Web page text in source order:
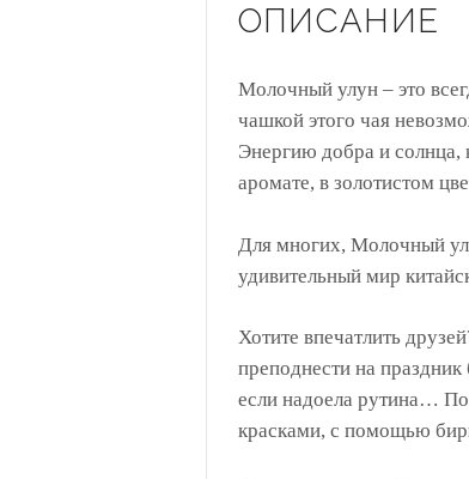
ОПИСАНИЕ
Молочный улун – это
чашкой этого чая
Энергию добра и солнца,
аромате, в золотистом
Для многих, Молочный
удивительный мир
Хотите впечатлить
преподнести на
если надоела рутина…
красками, с помощью